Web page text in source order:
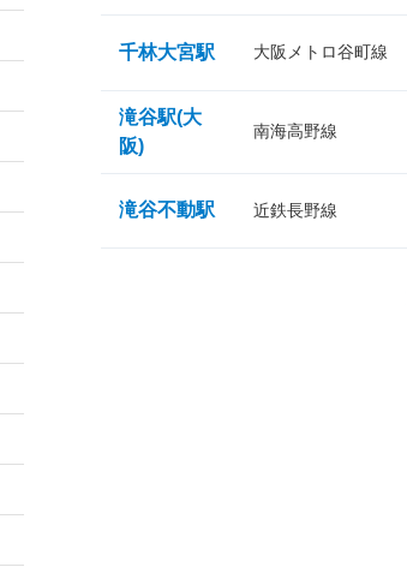
千林大宮駅 大阪メトロ谷町線
滝谷駅(大
阪)
南海高野線
滝谷不動駅 近鉄長野線